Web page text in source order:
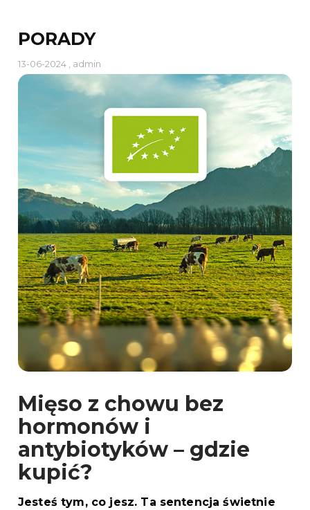
PORADY
13-06-2024 , admin
Mięso z chowu bez
hormonów i
antybiotyków – gdzie
kupić?
Jesteś tym, co jesz. Ta sentencja świetnie